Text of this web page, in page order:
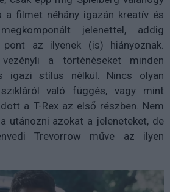
a filmet néhány igazán kreatív és
jelenettel, addig
az ilyenek (is) hiányoznak.
a történéseket minden
igazi stílus nélkül. Nincs olyan
való függés, vagy mint
a T-Rex az első részben. Nem
utánozni azokat a jeleneteket, de
Trevorrow műve az ilyen